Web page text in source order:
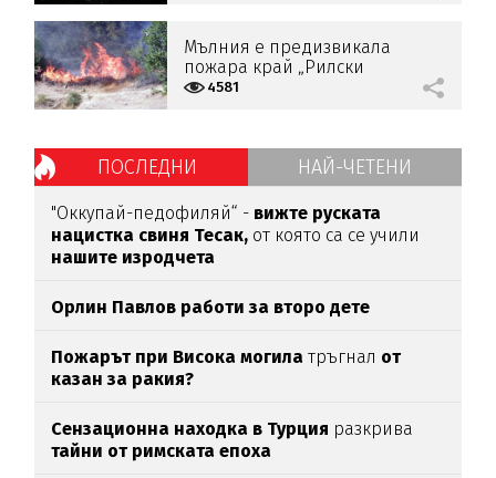
Мълния е предизвикала
пожара край „Рилски
манастир“
4581
ПОСЛЕДНИ НАЙ-ЧЕТЕНИ
"Оккупай-педофиляй“ - вижте руската
нацистка свиня Тесак, от която са се учили
нашите изродчета
Орлин Павлов работи за второ дете
Пожарът при Висока могила тръгнал от
казан за ракия?
Сензационна находка в Турция разкрива
тайни от римската епоха